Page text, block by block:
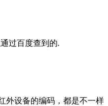
过百度查到的.
外设备的编码，都是不一样